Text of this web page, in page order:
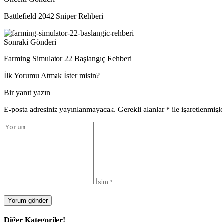
Battlefield 2042 Sniper Rehberi
Sonraki Gönderi
Farming Simulator 22 Başlangıç Rehberi
İlk Yorumu Atmak İster misin?
Bir yanıt yazın
E-posta adresiniz yayınlanmayacak. Gerekli alanlar * ile
Diğer Kategoriler!